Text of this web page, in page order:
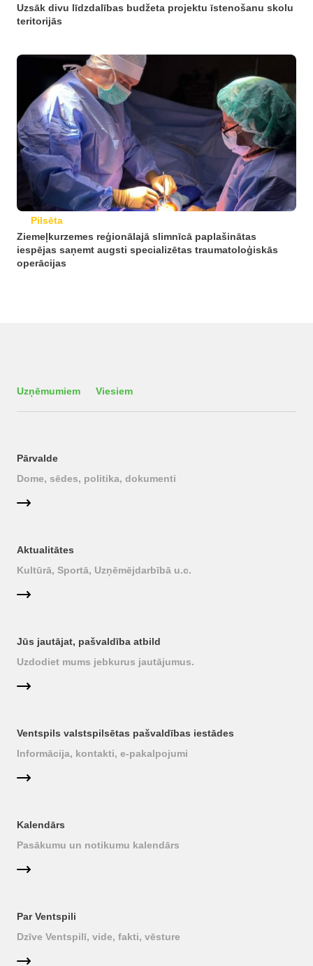
Uzsāk divu līdzdalības budžeta projektu īstenošanu skolu
teritorijās
Pilsēta
Ziemeļkurzemes reģionālajā slimnīcā paplašinātas
iespējas saņemt augsti specializētas traumatoloģiskās
operācijas
Uzņēmumiem Viesiem
Pārvalde
Dome, sēdes, politika, dokumenti
Aktualitātes
Kultūrā, Sportā, Uzņēmējdarbībā u.c.
Jūs jautājat, pašvaldība atbild
Uzdodiet mums jebkurus jautājumus.
Ventspils valstspilsētas pašvaldības iestādes
Informācija, kontakti, e-pakalpojumi
Kalendārs
Pasākumu un notikumu kalendārs
Par Ventspili
Dzīve Ventspilī, vide, fakti, vēsture